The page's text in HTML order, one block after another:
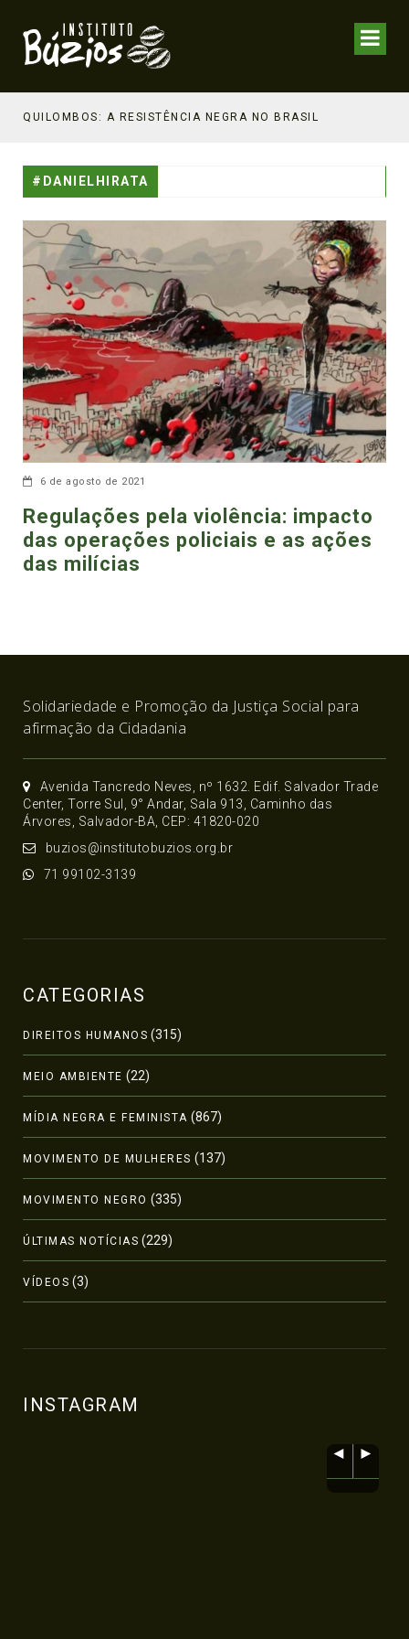
QUILOMBOS: A RESISTÊNCIA NEGRA NO BRASIL
#DANIELHIRATA
6 de agosto de 2021
Regulações pela violência: impacto
das operações policiais e as ações
das milícias
Solidariedade e Promoção da Justiça Social para
afirmação da Cidadania
Avenida Tancredo Neves, nº 1632. Edif. Salvador Trade
Center, Torre Sul, 9° Andar, Sala 913, Caminho das
Árvores, Salvador-BA, CEP: 41820-020
buzios@institutobuzios.org.br
71 99102-3139
CATEGORIAS
DIREITOS HUMANOS (315)
MEIO AMBIENTE (22)
MÍDIA NEGRA E FEMINISTA (867)
MOVIMENTO DE MULHERES (137)
MOVIMENTO NEGRO (335)
ÚLTIMAS NOTÍCIAS (229)
VÍDEOS (3)
INSTAGRAM